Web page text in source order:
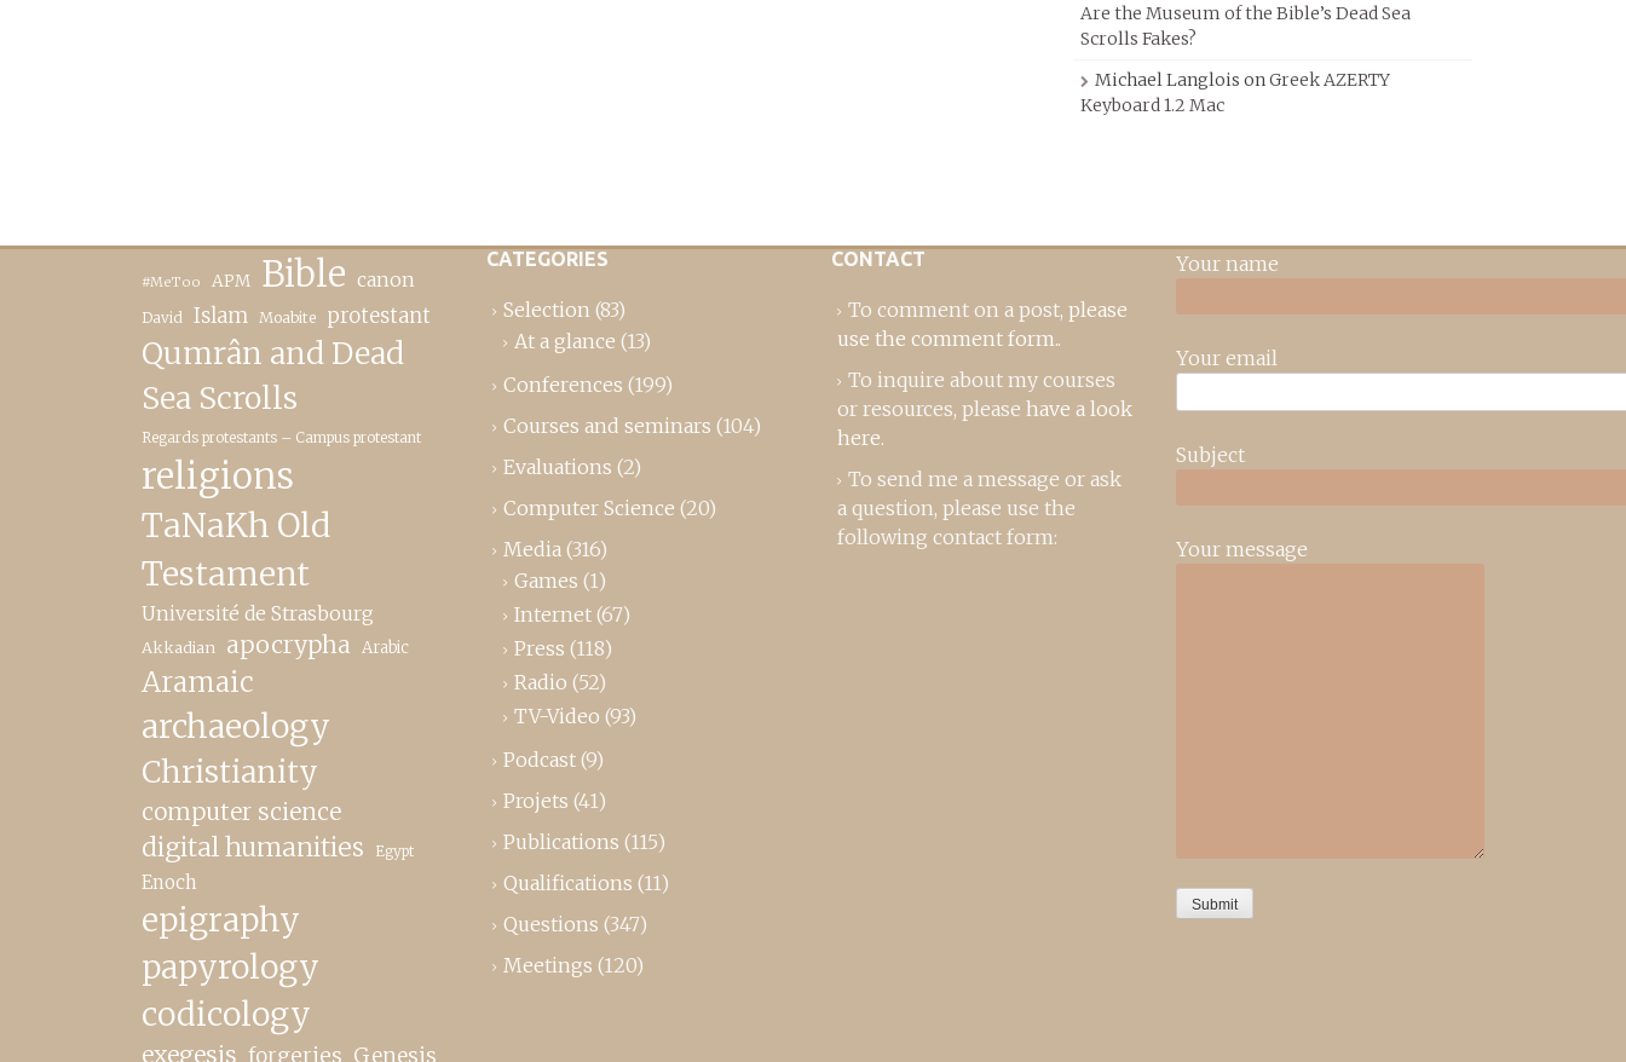
Are the Museum of the Bible’s Dead Sea
Scrolls Fakes?
Michael Langlois onGreek AZERTY
Keyboard 1.2 Mac
#MeToo APM Bible canon
David Islam Moabite protestant
Qumrân and Dead
Sea Scrolls
Regards protestants – Campus protestant
religions
TaNaKh Old
Testament
Université de Strasbourg
Akkadian apocrypha Arabic
Aramaic
archaeology
Christianity
computer science
digital humanities Egypt
Enoch
epigraphy
papyrology
codicology
exegesis forgeries Genesis
CATEGORIES
Selection (83)
At a glance (13)
Conferences (199)
Courses and seminars (104)
Evaluations (2)
Computer Science (20)
Media (316)
Games (1)
Internet (67)
Press (118)
Radio (52)
TV-Video (93)
Podcast (9)
Projets (41)
Publications (115)
Qualifications (11)
Questions (347)
Meetings (120)
CONTACT
To comment on a post, please
use the comment form..
To inquire about my courses
or resources, please have a look
here.
To send me a message or ask
a question, please use the
following contact form:
Your name
Your email
Subject
Your message